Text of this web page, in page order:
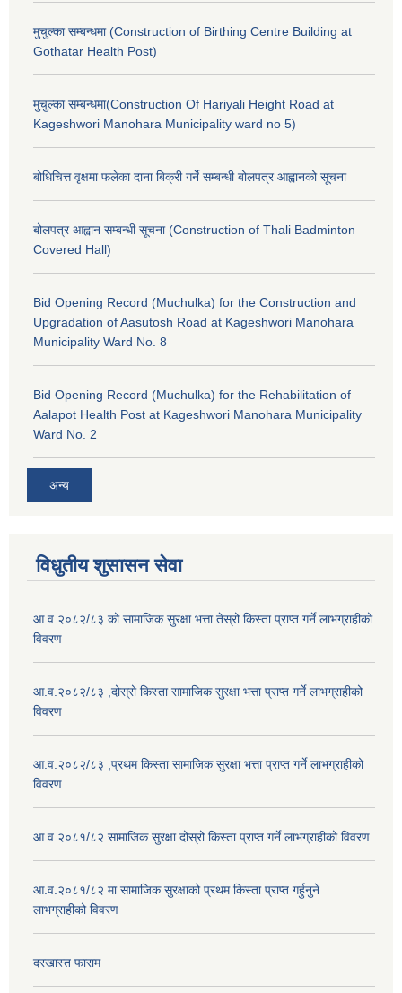
मुचुल्का सम्बन्धमा (Construction of Birthing Centre Building at
Gothatar Health Post)
मुचुल्का सम्बन्धमा(Construction Of Hariyali Height Road at
Kageshwori Manohara Municipality ward no 5)
बोधिचित्त वृक्षमा फलेका दाना बिक्री गर्ने सम्बन्धी बोलपत्र आह्वानको सूचना
बोलपत्र आह्वान सम्बन्धी सूचना (Construction of Thali Badminton
Covered Hall)
Bid Opening Record (Muchulka) for the Construction and
Upgradation of Aasutosh Road at Kageshwori Manohara
Municipality Ward No. 8
Bid Opening Record (Muchulka) for the Rehabilitation of
Aalapot Health Post at Kageshwori Manohara Municipality
Ward No. 2
अन्य
विधुतीय शुसासन सेवा
आ.व.२०८२/८३ को सामाजिक सुरक्षा भत्ता तेस्रो किस्ता प्राप्त गर्ने लाभग्राहीको
विवरण
आ.व.२०८२/८३ ,दोस्रो किस्ता सामाजिक सुरक्षा भत्ता प्राप्त गर्ने लाभग्राहीको
विवरण
आ.व.२०८२/८३ ,प्रथम किस्ता सामाजिक सुरक्षा भत्ता प्राप्त गर्ने लाभग्राहीको
विवरण
आ.व.२०८१/८२ सामाजिक सुरक्षा दोस्रो किस्ता प्राप्त गर्ने लाभग्राहीको विवरण
आ.व.२०८१/८२ मा सामाजिक सुरक्षाको प्रथम किस्ता प्राप्त गर्हुनुने
लाभग्राहीको विवरण
दरखास्त फाराम